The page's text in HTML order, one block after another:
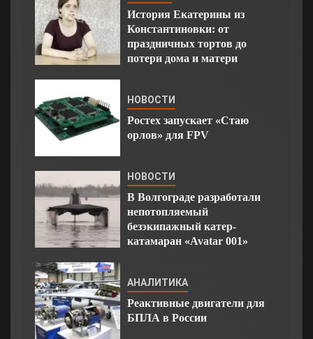
История Екатерины из
Константиновки: от
праздничных тортов до
потери дома и матери
НОВОСТИ
Ростех запускает «Стаю
орлов» для FPV
НОВОСТИ
В Волгограде разработали
непотопляемый
безэкипажный катер-
катамаран «Avatar 001»
АНАЛИТИКА
Реактивные двигатели для
БПЛА в России